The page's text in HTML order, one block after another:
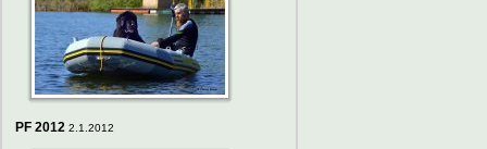
PF 2012 2.1.2012